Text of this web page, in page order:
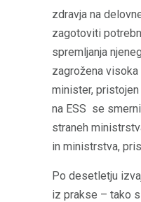
zdravja na
zagotoviti
spremljanja
zagrožena
minister,
na ESS se
straneh
in ministrstva,
Po desetletju
iz prakse – tako